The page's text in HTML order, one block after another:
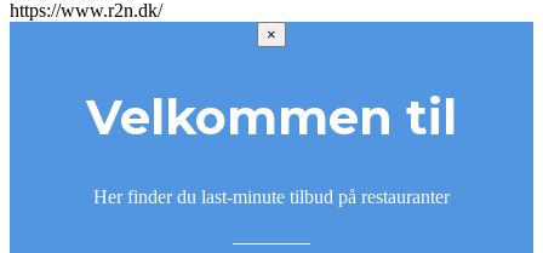
https://www.r2n.dk/
×
Velkommen til
Her finder du last-minute tilbud på restauranter